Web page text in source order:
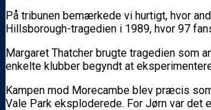
På tribunen bemærkede vi hurtigt, hvor
Hillsborough-tragedien i 1989, hvor 97
Margaret Thatcher brugte tragedien som
enkelte klubber begyndt at
Kampen mod Morecambe blev præcis
Vale Park eksploderede. For Jørn var det